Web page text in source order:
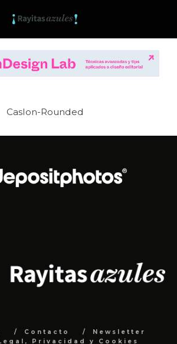
Caslon-Rounded
Contacto
Newsletter
Privacidad y Cookies